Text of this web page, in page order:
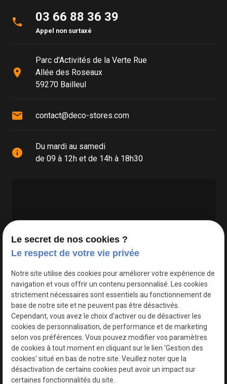
phone 03 66 88 36 39
Appel non surtaxé
place
Parc d'Activités de la Verte Rue
Allée des Roseaux
59270 Bailleul
mail contact@deco-stores.com
info
Du mardi au samedi
de 09 à 12h et de 14h à 18h30
Google Maps Search API est désactivé.
Le secret de nos cookies ?
Le respect de votre vie privée
Notre site utilise des cookies pour améliorer votre expérience de
navigation et vous offrir un contenu personnalisé. Les cookies
strictement nécessaires sont essentiels au fonctionnement de
base de notre site et ne peuvent pas être désactivés.
Cependant, vous avez le choix d'activer ou de désactiver les
cookies de personnalisation, de performance et de marketing
selon vos préférences. Vous pouvez modifier vos paramètres
de cookies à tout moment en cliquant sur le lien 'Gestion des
cookies' situé en bas de notre site. Veuillez noter que la
désactivation de certains cookies peut avoir un impact sur
certaines fonctionnalités du site.